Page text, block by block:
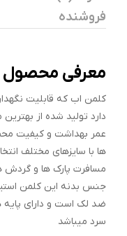
فروشنده
معرفی محصول
کلمن اب که قابلیت
دارد تولید شده از
عمر بهداشت و کیفیت
ها با سایزهای مختلف
مسافرت پارک ها و گردش
جنس بدنه این کلمن
ضد لک است و دارای پایه
سرد میباشد